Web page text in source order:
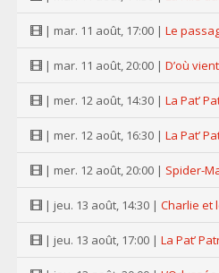
| mar. 11 août, 17:00 | Le
| mar. 11 août, 20:00 | D’où
| mer. 12 août, 14:30 | La Pat’
| mer. 12 août, 16:30 | La Pat’
| mer. 12 août, 20:00 | Spider-
| jeu. 13 août, 14:30 | Charlie et
| jeu. 13 août, 17:00 | La Pat’